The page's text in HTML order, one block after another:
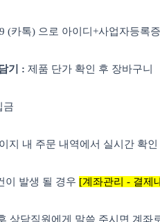
(카톡) 으로 아이디+사업자등록
기 : 제품 단가 확인 후 장바구니
금
지 내 주문 내역에서 실시간 확
이 발생 될 경우 [계좌관리 - 결제
상담직원에게 말씀 주시면 계좌